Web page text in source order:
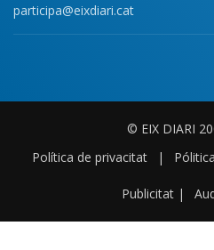
participa@eixdiari.cat
© EIX DIARI
Política de privacitat
|
Publicitat |